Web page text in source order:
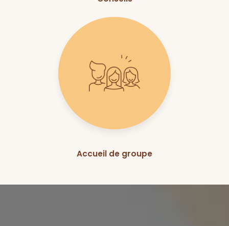
Accueil de groupe